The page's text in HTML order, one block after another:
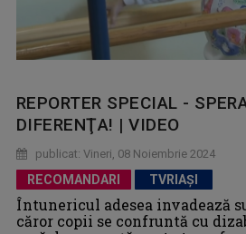
REPORTER SPECIAL -
DIFERENŢA! | VIDEO
publicat: Vineri, 08 Noiembrie 2024
RECOMANDARI TVRIAȘI
Întunericul adesea invadează
căror copii se confruntă cu